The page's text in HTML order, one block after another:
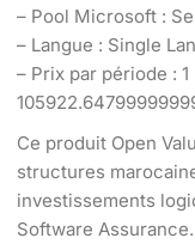
– Pool Microsoft :
– Langue : Single
– Prix par période :
Ce produit Open
structures
investissements
Software Assurance.